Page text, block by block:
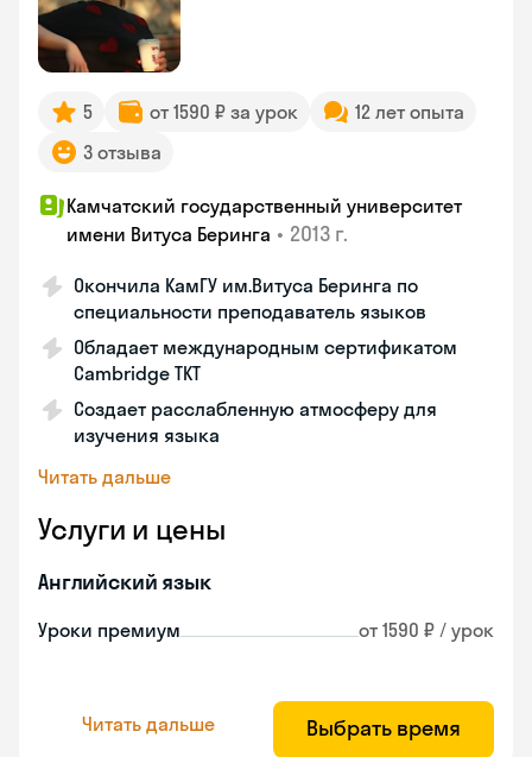
5 от 1590 ₽ за урок
12 лет опыта
3 отзыва
Камчатский государственный университет
имени Витуса Беринга • 2013 г.
Окончила КамГУ им.Витуса Беринга по
специальности преподаватель языков
Обладает международным сертификатом
Cambridge TKT
Создает расслабленную атмосферу для
изучения языка
Читать дальше
Услуги и цены
Английский язык
Уроки премиум от 1590 ₽ / урок
Читать дальше Выбрать время